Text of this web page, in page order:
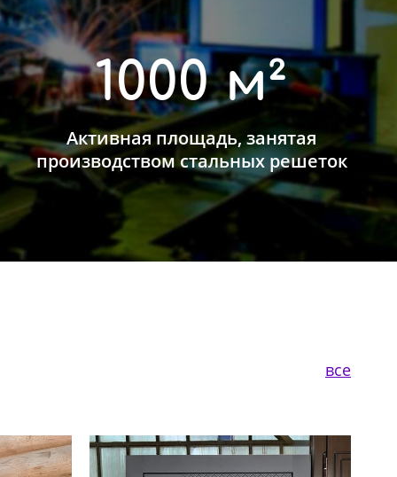
1000 м²
Активная площадь, занятая
производством стальных решеток
все